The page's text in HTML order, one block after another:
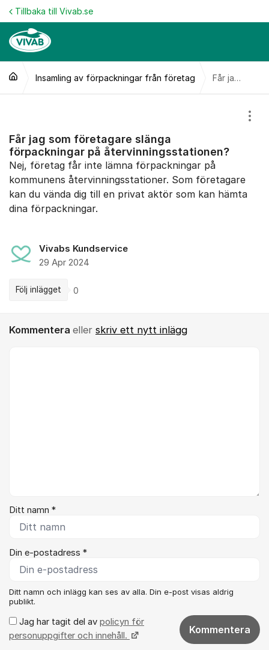
Hoppa till innehåll
Tillbaka till Vivab.se
Insamling av förpackningar från företag Får jag som företagare slänga förpackningar på återvinningsstationen?
Får jag som företagare slänga
förpackningar på återvinningsstationen?
Nej, företag får inte lämna förpackningar på
kommunens återvinningsstationer. Som företagare
kan du vända dig till en privat aktör som kan hämta
dina förpackningar.
Vivabs Kundservice
29 Apr 2024
Följ inlägget 0
Kommentera eller skriv ett nytt inlägg
Ditt namn *
Din e-postadress *
Ditt namn och inlägg kan ses av alla. Din e-post visas aldrig
publikt.
Jag har tagit del av policyn för
personuppgifter och innehåll.
Kommentera